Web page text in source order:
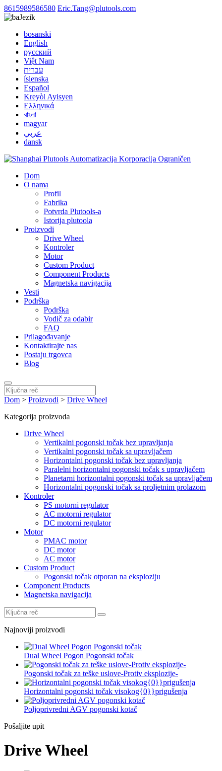
8615989586580 Eric.Tang@plutools.com
Jezik
bosanski
English
русский
Việt Nam
עברית
íslenska
Español
Kreyòl Ayisyen
Ελληνικά
বাংলা
magyar
عربي
dansk
Dom
O nama
Profil
Fabrika
Potvrda Plutools-a
Istorija plutoola
Proizvodi
Drive Wheel
Kontroler
Motor
Custom Product
Component Products
Magnetska navigacija
Vesti
Podrška
Podrška
Vodič za odabir
FAQ
Prilagođavanje
Kontaktirajte nas
Postaju trgovca
Blog
Dom > Proizvodi > Drive Wheel
Kategorija proizvoda
Drive Wheel
Vertikalni pogonski točak bez upravljanja
Vertikalni pogonski točak sa upravljačem
Horizontalni pogonski točak bez upravljanja
Paralelni horizontalni pogonski točak s upravljačem
Planetarni horizontalni pogonski točak sa upravljačem
Horizontalni pogonski točak sa proljetnim prolazom
Kontroler
PS motorni regulator
AC motorni regulator
DC motorni regulator
Motor
PMAC motor
DC motor
AC motor
Custom Product
Pogonski točak otporan na eksploziju
Component Products
Magnetska navigacija
Najnoviji proizvodi
Dual Wheel Pogon Pogonski točak
Pogonski točak za teške uslove-Protiv eksplozije-
Horizontalni pogonski točak visokog{0}}prigušenja
Poljoprivredni AGV pogonski kotač
Pošaljite upit
Drive Wheel